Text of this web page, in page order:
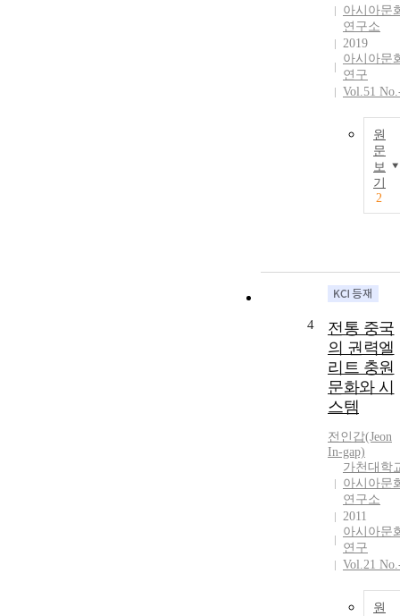
아시아문
연구소
2019
아시아문
연구
Vol.51
원
문
보
기
2
4
전통 중국
의 권력엘
리트 충원
문화와 시
스템
전인갑(Jeon
In-gap)
가천대학
아시아문
연구소
2011
아시아문
연구
Vol.21
원